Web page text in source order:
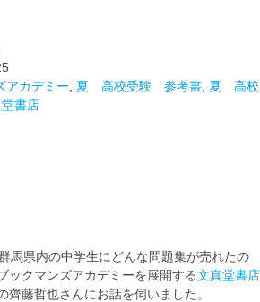
アカデミー 夏 高校受験 参考書 夏 高校
書店
馬県内の中学生にどんな問題集が売れたの
ックマンズアカデミーを展開する文真堂書店
齊藤哲也さんにお話を伺いました。